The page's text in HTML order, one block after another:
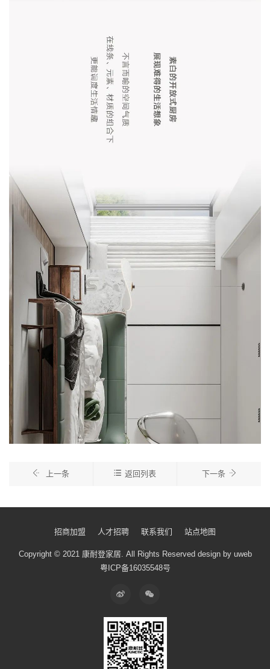
上一条 返回列表 下一条
招商加盟 人才招聘 联系我们 站点地图
Copyright © 2021 康耐登家居. All Rights Reserved design by uweb
粤ICP备16035548号